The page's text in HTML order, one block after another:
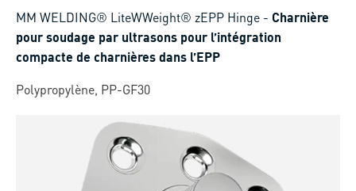
MM WELDING® LiteWWeight® zEPP Hinge - Charnière
pour soudage par ultrasons pour l’intégration
compacte de charnières dans l’EPP
Polypropylène, PP-GF30